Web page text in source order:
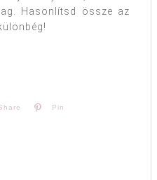
Hasonlítsd össze az
Pin